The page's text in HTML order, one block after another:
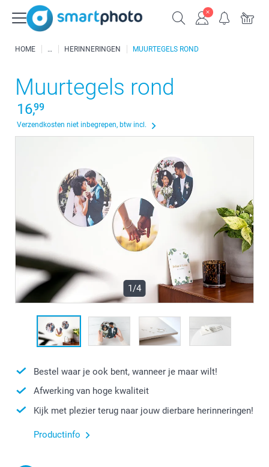
HOME HERINNERINGEN MUURTEGELS ROND
Muurtegels rond
16,99
Verzendkosten niet inbegrepen, btw incl.
1/4
Bestel waar je ook bent, wanneer je maar wilt!
Afwerking van hoge kwaliteit
Kijk met plezier terug naar jouw dierbare herinneringen!
Productinfo